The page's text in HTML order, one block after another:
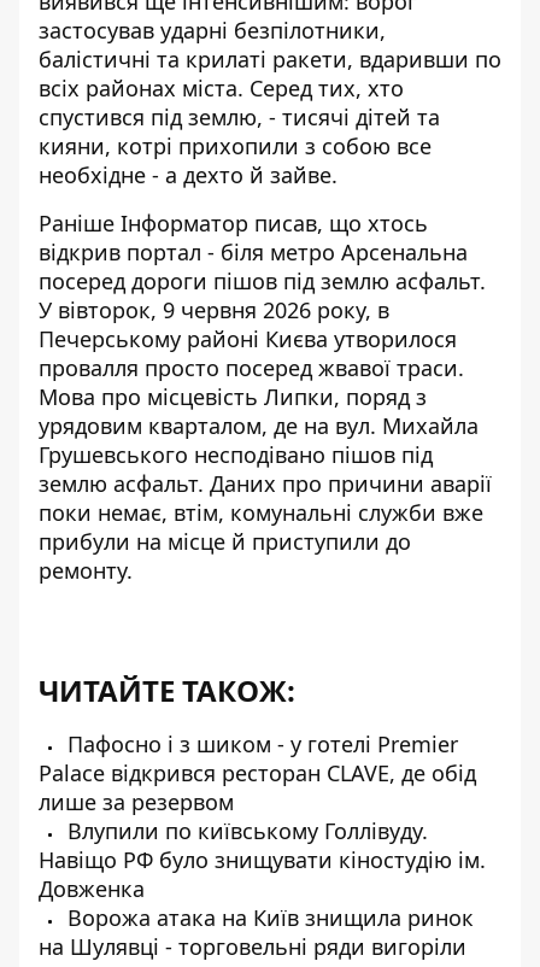
застосував ударні безпілотники,
балістичні та крилаті ракети, вдаривши по
всіх районах міста. Серед тих, хто
спустився під землю, - тисячі дітей та
кияни, котрі прихопили з собою все
необхідне - а дехто й зайве.
Раніше Інформатор писав, що хтось
відкрив портал - біля метро Арсенальна
посеред дороги пішов під землю асфальт.
У вівторок, 9 червня 2026 року, в
Печерському районі Києва утворилося
провалля просто посеред жвавої траси.
Мова про місцевість Липки, поряд з
урядовим кварталом, де на вул. Михайла
Грушевського несподівано пішов під
землю асфальт. Даних про причини аварії
поки немає, втім, комунальні служби вже
прибули на місце й приступили до
ремонту.
ЧИТАЙТЕ ТАКОЖ:
Пафосно і з шиком - у готелі Premier
Palace відкрився ресторан CLAVE, де обід
лише за резервом
Влупили по київському Голлівуду.
Навіщо РФ було знищувати кіностудію ім.
Довженка
Ворожа атака на Київ знищила ринок
на Шулявці - торговельні ряди вигоріли